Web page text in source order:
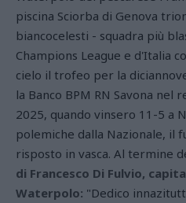
piscina Sciorba di Genova
biancocelesti - squadra più
Champions League e d'Italia
cielo il trofeo per la
la Banco BPM RN Savona nel
2025, quando vinsero 11-5 a
polemiche dalla Nazionale, il
risposto in vasca. Al termine
di Francesco Di Fulvio,
Waterpolo: "Dedico